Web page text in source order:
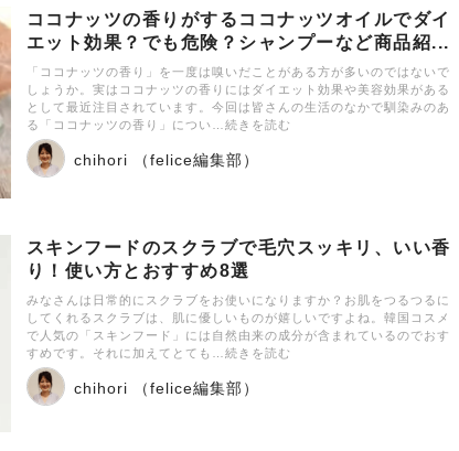
ココナッツの香りがするココナッツオイルでダイ
エット効果？でも危険？シャンプーなど商品紹...
「ココナッツの香り」を一度は嗅いだことがある方が多いのではないで
しょうか。実はココナッツの香りにはダイエット効果や美容効果がある
として最近注目されています。今回は皆さんの生活のなかで馴染みのあ
る「ココナッツの香り」につい…続きを読む
chihori （felice編集部）
スキンフードのスクラブで毛穴スッキリ、いい香
り！使い方とおすすめ8選
みなさんは日常的にスクラブをお使いになりますか？お肌をつるつるに
してくれるスクラブは、肌に優しいものが嬉しいですよね。韓国コスメ
で人気の「スキンフード」には自然由来の成分が含まれているのでおす
すめです。それに加えてとても…続きを読む
chihori （felice編集部）